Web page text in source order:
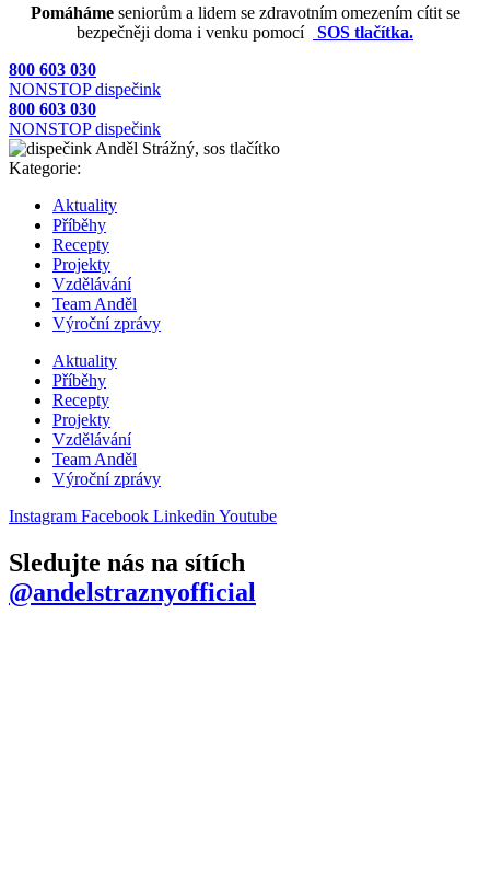
Pomáhámeseniorům a lidem se zdravotním omezením cítit se
bezpečněji doma i venku pomocí
SOS tlačítka.
800 603 030
NONSTOP dispečink
800 603 030
NONSTOP dispečink
Kategorie:
Aktuality
Příběhy
Recepty
Projekty
Vzdělávání
Team Anděl
Výroční zprávy
Aktuality
Příběhy
Recepty
Projekty
Vzdělávání
Team Anděl
Výroční zprávy
Instagram Facebook Linkedin Youtube
Sledujte nás na sítích
@andelstraznyofficial